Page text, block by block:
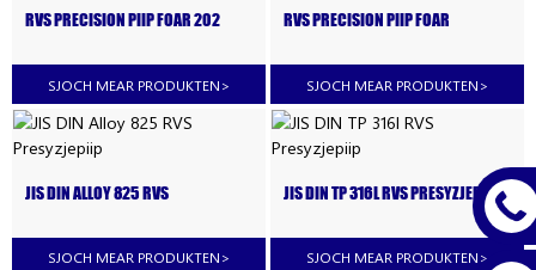
RVS PRECISION PIIP FOAR 202
SJOCH MEAR PRODUKTEN>
RVS PRECISION PIIP FOAR
SJOCH MEAR PRODUKTEN>
JIS DIN ALLOY 825 RVS
SJOCH MEAR PRODUKTEN>
JIS DIN TP 316L RVS PRESYZJEPIIP
SJOCH MEAR PRODUKTEN>